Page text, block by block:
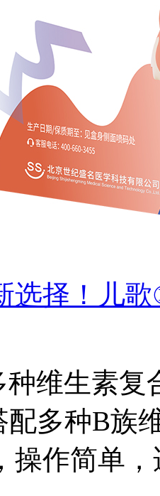
选择！儿
维生素复
配多种B族
操作简单